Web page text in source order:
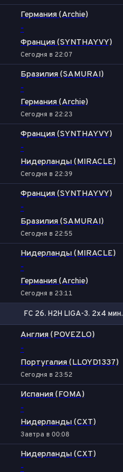
Германия (Archie)
-
Франция (SYNTHAYVY)
Сегодня в 22:07
Бразилия (SAMURAI)
-
Германия (Archie)
Сегодня в 22:23
Франция (SYNTHAYVY)
-
Нидерланды (MIRACLE)
Сегодня в 22:39
Франция (SYNTHAYVY)
-
Бразилия (SAMURAI)
Сегодня в 22:55
Нидерланды (MIRACLE)
-
Германия (Archie)
Сегодня в 23:11
FC 26. H2H LIGA-3. 2x4 мин.
Англия (POVEZLO)
-
Португалия (LLOYD1337)
Сегодня в 23:52
Испания (FOMA)
-
Нидерланды (CXT)
Завтра в 00:08
Нидерланды (CXT)
-